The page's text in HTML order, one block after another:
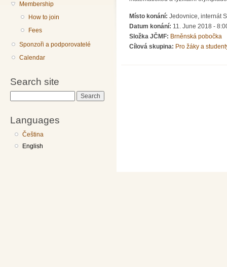
Membership
How to join
Fees
Sponzoři a podporovatelé
Calendar
Search site
Languages
Čeština
English
Místo konání: Jedovnice, internát
Datum konání: 11. June 2018 -
Složka JČMF: Brněnská pobočka
Cílová skupina: Pro žáky a